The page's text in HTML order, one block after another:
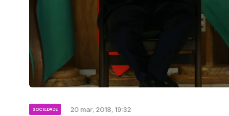
SOCIEDADE 20 mar, 2018, 19:32